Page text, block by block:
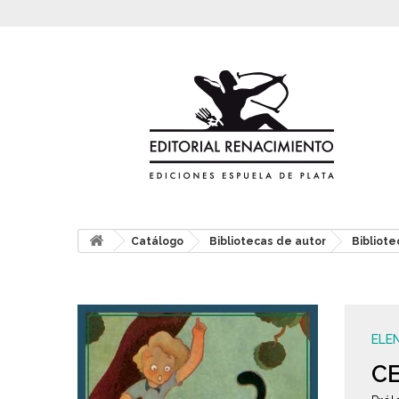
Catálogo Bibliotecas de autor